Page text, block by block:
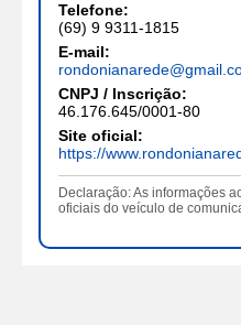
Telefone:
(69) 9 9311-1815
E-mail:
CNPJ / Inscrição:
46.176.645/0001-80
Site oficial:
https://
Declaração: As informações
oficiais do veículo de